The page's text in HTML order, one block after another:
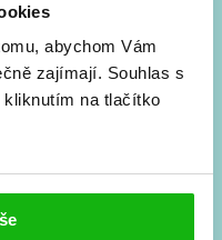
abychom Vám
zajímají. Souhlas s
na tlačítko
rovnou do mailu!
autoři, filmové